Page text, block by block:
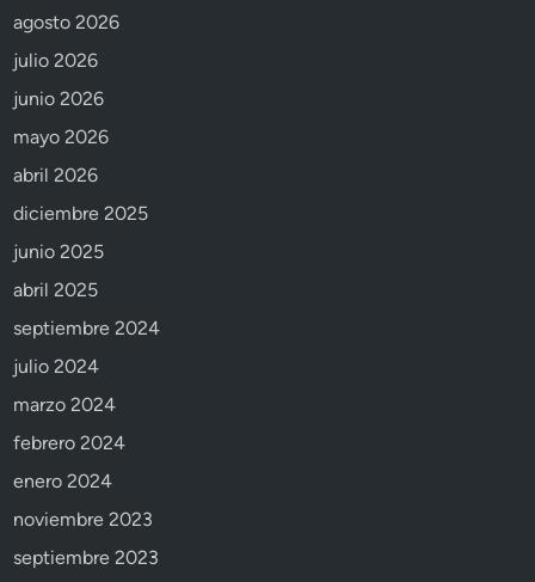
agosto 2026
julio 2026
junio 2026
mayo 2026
abril 2026
diciembre 2025
junio 2025
abril 2025
septiembre 2024
julio 2024
marzo 2024
febrero 2024
enero 2024
noviembre 2023
septiembre 2023